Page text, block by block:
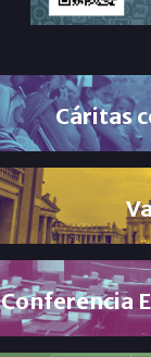
Cáritas
Conferencia